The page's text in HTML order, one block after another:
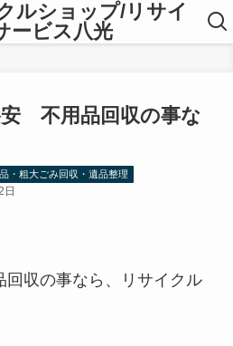
ルショップ/リサイ
ービス八光
不用品回収の事な
・粗大ごみ回収・遺品整理
日
収の事なら、リサイクル